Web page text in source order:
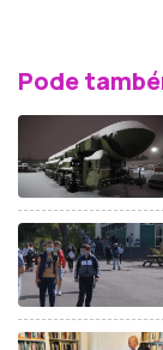
Pode